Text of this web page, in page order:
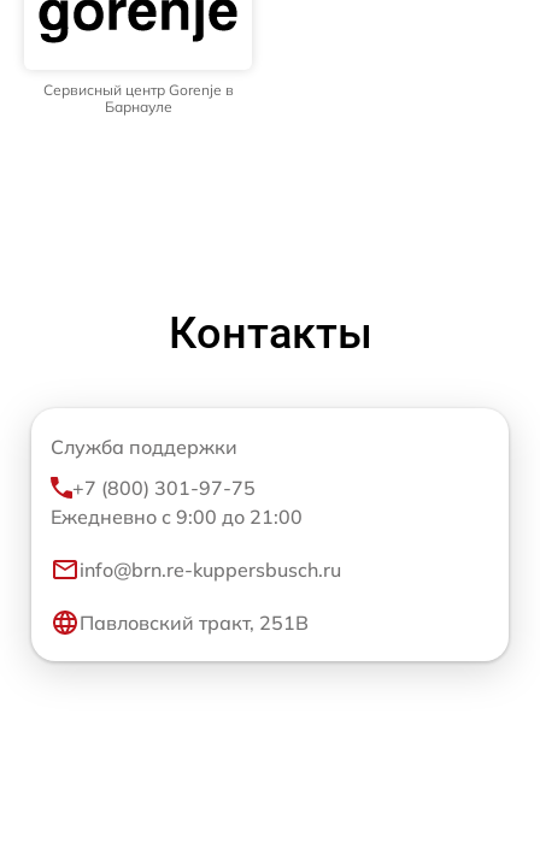
Сервисный центр Gorenje в
Барнауле
Контакты
Служба поддержки
+7 (800) 301-97-75
Ежедневно с 9:00 до 21:00
info@brn.re-kuppersbusch.ru
Павловский тракт, 251В